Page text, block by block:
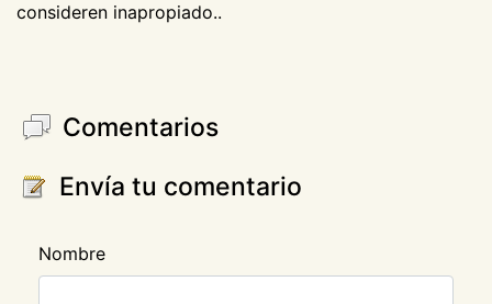
consideren inapropiado..
Comentarios
Envía tu comentario
Nombre